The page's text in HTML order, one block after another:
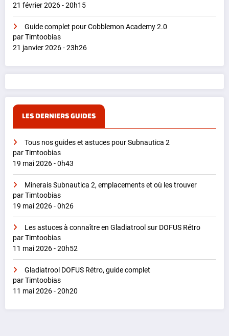
21 février 2026 - 20h15
Guide complet pour Cobblemon Academy 2.0
par Timtoobias
21 janvier 2026 - 23h26
LES DERNIERS GUIDES
Tous nos guides et astuces pour Subnautica 2
par Timtoobias
19 mai 2026 - 0h43
Minerais Subnautica 2, emplacements et où les trouver
par Timtoobias
19 mai 2026 - 0h26
Les astuces à connaître en Gladiatrool sur DOFUS Rétro
par Timtoobias
11 mai 2026 - 20h52
Gladiatrool DOFUS Rétro, guide complet
par Timtoobias
11 mai 2026 - 20h20